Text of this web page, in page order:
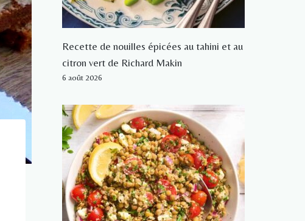
Recette de nouilles épicées au tahini et au
citron vert de Richard Makin
6 août 2026